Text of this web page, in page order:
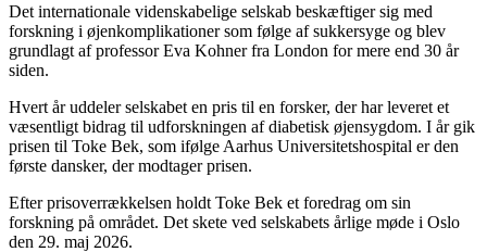
Det internationale videnskabelige selskab beskæftiger sig med
forskning i øjenkomplikationer som følge af sukkersyge og blev
grundlagt af professor Eva Kohner fra London for mere end 30 år
siden.
Hvert år uddeler selskabet en pris til en forsker, der har leveret et
væsentligt bidrag til udforskningen af diabetisk øjensygdom. I år gik
prisen til Toke Bek, som ifølge Aarhus Universitetshospital er den
første dansker, der modtager prisen.
Efter prisoverrækkelsen holdt Toke Bek et foredrag om sin
forskning på området. Det skete ved selskabets årlige møde i Oslo
den 29. maj 2026.